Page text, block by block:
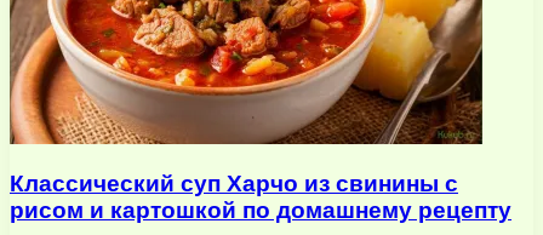
Классический суп Харчо из свинины с
рисом и картошкой по домашнему рецепту